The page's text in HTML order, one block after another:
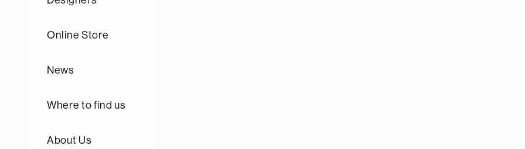
Online Store
News
Where to find us
About Us